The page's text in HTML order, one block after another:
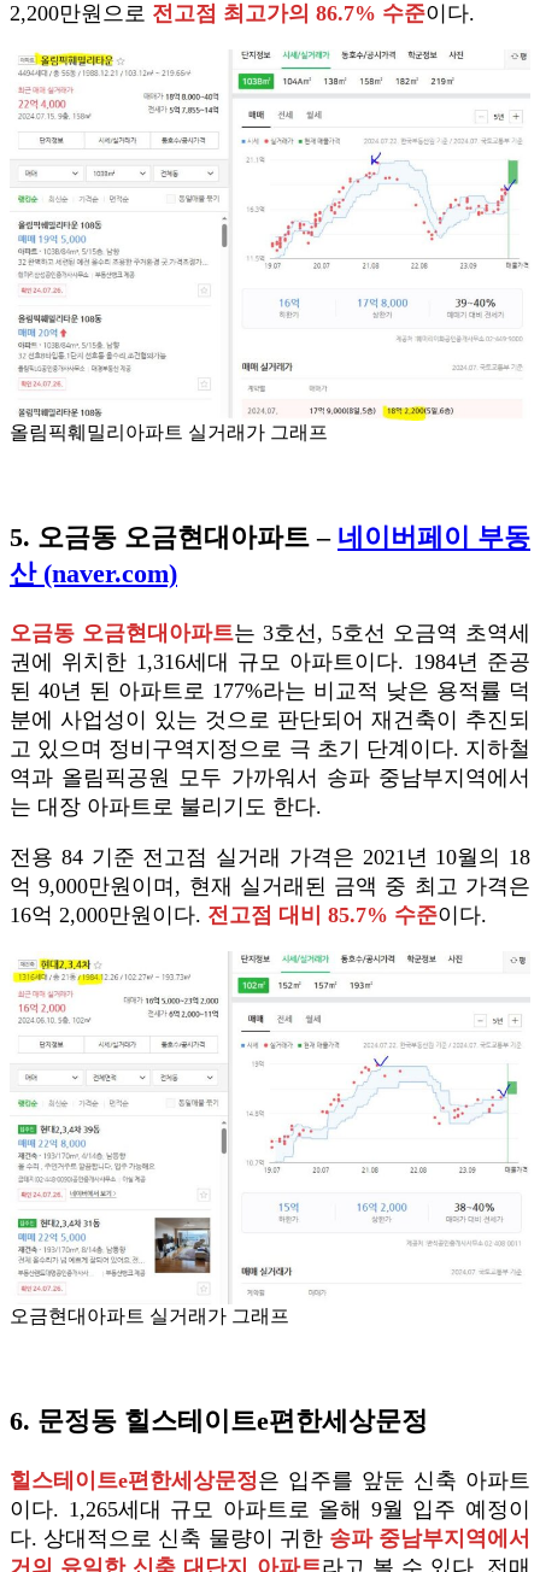
2,200만원으로 전고점 최고가의 86.7% 수준이다.
올림픽훼밀리아파트 실거래가 그래프
5. 오금동 오금현대아파트 – 네이버페이 부동
산 (naver.com)
오금동 오금현대아파트는 3호선, 5호선 오금역 초역세
권에 위치한 1,316세대 규모 아파트이다. 1984년 준공
된 40년 된 아파트로 177%라는 비교적 낮은 용적률 덕
분에 사업성이 있는 것으로 판단되어 재건축이 추진되
고 있으며 정비구역지정으로 극 초기 단계이다. 지하철
역과 올림픽공원 모두 가까워서 송파 중남부지역에서
는 대장 아파트로 불리기도 한다.
전용 84 기준 전고점 실거래 가격은 2021년 10월의 18
억 9,000만원이며, 현재 실거래된 금액 중 최고 가격은
16억 2,000만원이다. 전고점 대비 85.7% 수준이다.
오금현대아파트 실거래가 그래프
6. 문정동 힐스테이트e편한세상문정
힐스테이트e편한세상문정은 입주를 앞둔 신축 아파트
이다. 1,265세대 규모 아파트로 올해 9월 입주 예정이
다. 상대적으로 신축 물량이 귀한송파 중남부지역에서
거의 유일한 신축 대단지 아파트라고 볼 수 있다. 전매